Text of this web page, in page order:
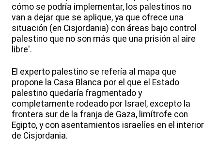
cómo se podría implementar, los palestinos no
van a dejar que se aplique, ya que ofrece una
situación (en Cisjordania) con áreas bajo control
palestino que no son más que una prisión al aire
libre'.
El experto palestino se refería al mapa que
propone la Casa Blanca por el que el Estado
palestino quedaría fragmentado y
completamente rodeado por Israel, excepto la
frontera sur de la franja de Gaza, limítrofe con
Egipto, y con asentamientos israelíes en el interior
de Cisjordania.